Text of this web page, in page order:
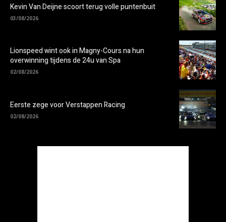
Kevin Van Deijne scoort terug volle puntenbuit
03/08/2026
Lionspeed wint ook in Magny-Cours na hun
overwinning tijdens de 24u van Spa
02/08/2026
Eerste zege voor Verstappen Racing
02/08/2026